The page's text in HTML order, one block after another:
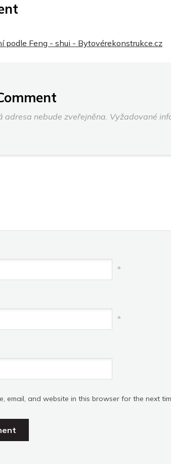
podle Feng - shui - Bytovérekonstrukce.cz
adresa nebude zveřejněna. Vyžadované
*
*
email, and website in this browser for the next